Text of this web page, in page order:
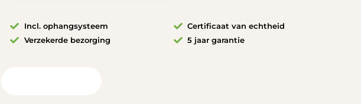
Incl. ophangsysteem
Verzekerde bezorging
Certificaat van echtheid
5 jaar garantie